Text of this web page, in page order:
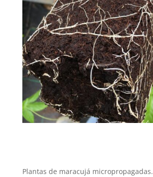
Plantas de maracujá micropropagadas.